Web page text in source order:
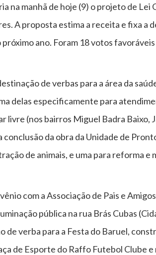
na manhã de hoje (9) o projeto de
A proposta estima a receita e fixa a
ano. Foram 18 votos
de verbas para a área da
delas especificamente para
livre (nos bairros Miguel Badra Baixo,
conclusão da obra da Unidade de
de animais, e uma para reforma
com a Associação de Pais e
pública na rua Brás Cubas
de verba para a Festa do Baruel,
de Esporte do Raffo Futebol Clube